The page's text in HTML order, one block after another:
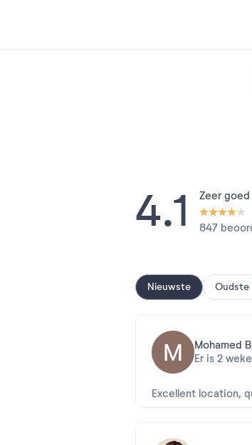
4.1 Zeer goed
847
Nieuwste Oudste
Mohamed
Er is 2
Excellent location,